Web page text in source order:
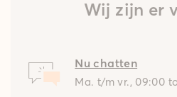
Wij zijn er
Nu chatten
Ma. t/m vr., 09:00